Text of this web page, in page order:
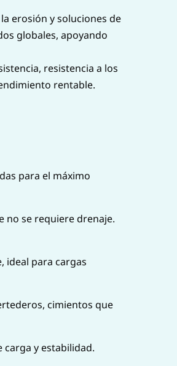
erosión y soluciones de
globales, apoyando
resistencia a los
rentable.
para el máximo
no se requiere drenaje.
ideal para cargas
cimientos que
carga y estabilidad.